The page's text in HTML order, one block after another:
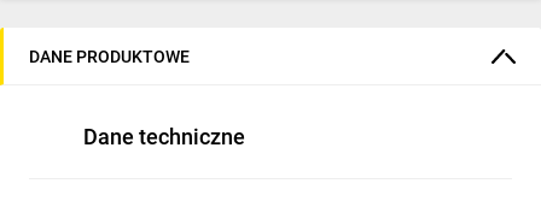
DANE PRODUKTOWE
Dane techniczne